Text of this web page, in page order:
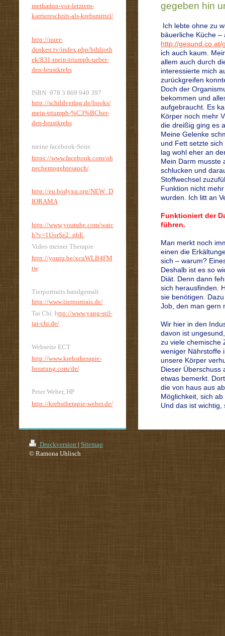
gegeben hin
Ich lebte ohne zu
bäuerliche Küche
http://
ich auch kaum.
allem auch durch
interessierte mich
zurückgreifen
Doch der
bekommen und
aufgebraucht. Es
Körper noch mehr
die dreißig ging es
Meine Gelenke
und Fett setzte
lag wohl eher an
Mein Darm musste
schlucken und
Stoffwechsel
Funktion nicht
wurden. Ich litt an
Funktioniert der
führen.
Man merkt noch
einen die
sich – warum?
Deshalb ist es so
Diät. Denn dann
sich herausfinden.
sie benötigen.
Job, den man gern
Wir hier in den
davon ist
zu viele chemische
weniger Nährstoffe
unsere Körper
Dieser Überschuss
etwas bemerkt.
die von haus aus
Möglichkeit, sich
Und das ist
methadon-vor-letztem-
karriereschritt-als-krebsmittel/
http://quer-
denken.tv/index.php/biblioth
ek/831-mein-triumph-ueber-
den-brustkrebs
ISBN: 978 3 869 940 397
http://schildverlag.de/books/
mein-triumph-%C3%BCber-
den-brustkrebs
meine facebook-Seite
https://www.facebook.com/oh
nechemogehtesauch/
http://eu.bodyxq.org/NEW_D
IORAMA
http://www.youtube.com/watc
h?v=1UorSz2_nbE
Video meiner Therapie
http://youtu.be/xcuWLB4FM
tw
Tierportraits handgemalt
http://www.tierportrais.de/
Tai Chi. http://www.yang-stil-
tai-chi.de/
Webseite ECT
http://www.krebstherapie-
beratung.com/de/
Peter Weber, HP
http://krebstherapie-weber.de/
Druckversion | Sitemap
© Ramona Uhlisch